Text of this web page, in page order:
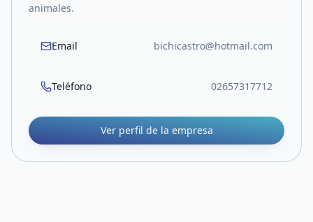
animales.
Email bichicastro@hotmail.com
Teléfono 02657317712
Ver perfil de la empresa